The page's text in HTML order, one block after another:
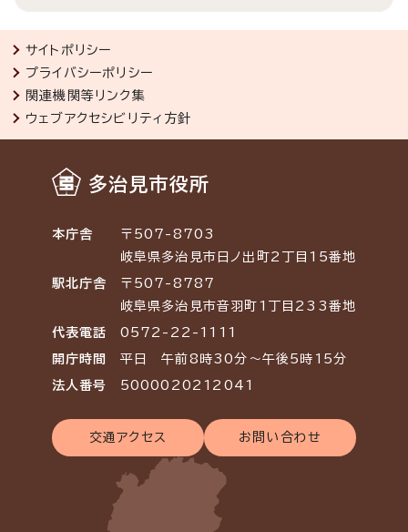
サイトポリシー
プライバシーポリシー
関連機関等リンク集
ウェブアクセシビリティ方針
多治見市役所
本庁舎
〒507-8703
岐阜県多治見市日ノ出町2丁目15番地
駅北庁舎
〒507-8787
岐阜県多治見市音羽町1丁目233番地
代表電話 0572-22-1111
開庁時間 平日 午前8時30分～午後5時15分
法人番号 5000020212041
交通アクセス お問い合わせ